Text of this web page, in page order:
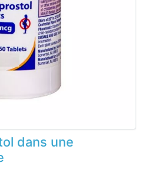
dans une